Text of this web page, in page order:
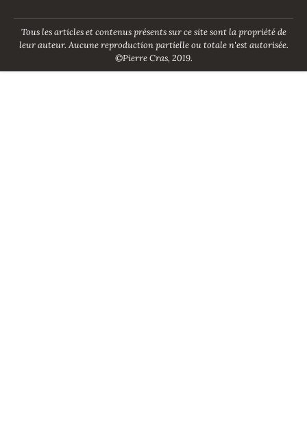
b
o
o
k
a
g
r
a
m
e
d
I
n
Tous les articles et contenus présents sur ce site sont la propriété de
leur auteur. Aucune reproduction partielle ou totale n'est autorisée.
©Pierre Cras, 2019.